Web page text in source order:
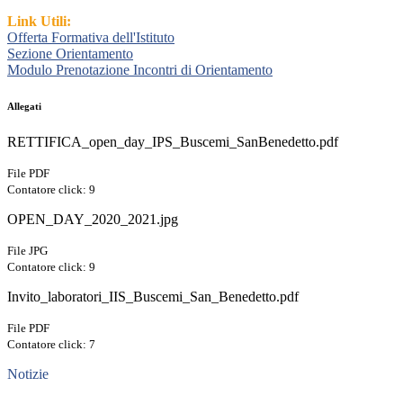
Link Utili:
Offerta Formativa dell'Istituto
Sezione Orientamento
Modulo Prenotazione Incontri di Orientamento
Allegati
RETTIFICA_open_day_IPS_Buscemi_SanBenedetto.pdf
File PDF
Contatore click: 9
OPEN_DAY_2020_2021.jpg
File JPG
Contatore click: 9
Invito_laboratori_IIS_Buscemi_San_Benedetto.pdf
File PDF
Contatore click: 7
Notizie